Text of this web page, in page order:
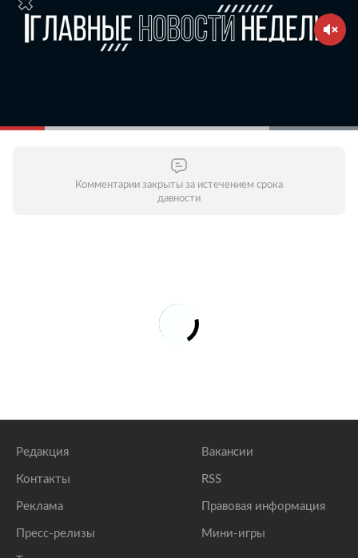
Комментарии закрыты за истечением срока
давности
Редакция
Контакты
Реклама
Пресс-релизы
Вакансии
RSS
Правовая информация
Мини-игры